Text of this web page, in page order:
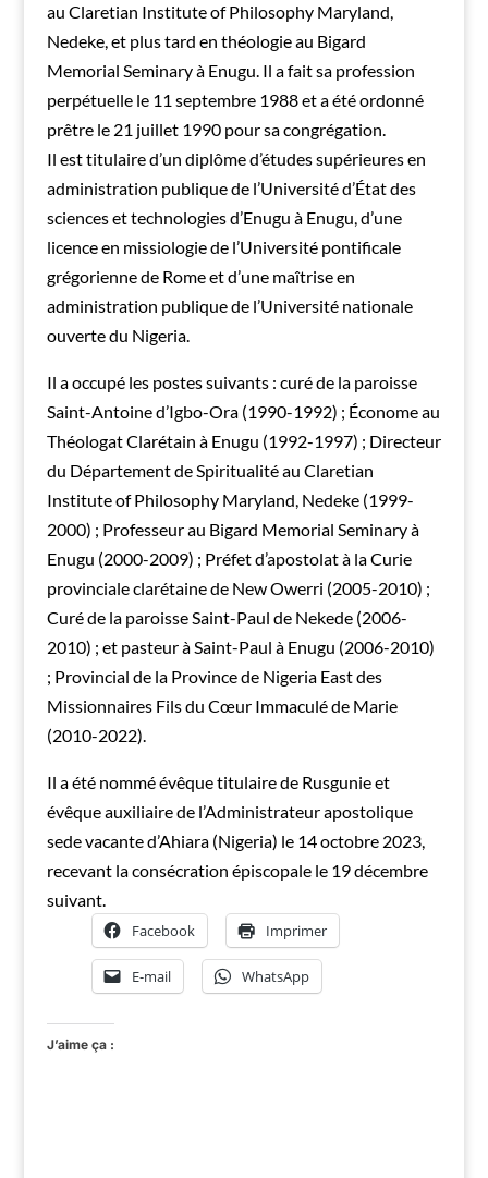
au Claretian Institute of Philosophy Maryland,
Nedeke, et plus tard en théologie au Bigard
Memorial Seminary à Enugu. Il a fait sa profession
perpétuelle le 11 septembre 1988 et a été ordonné
prêtre le 21 juillet 1990 pour sa congrégation.
Il est titulaire d’un diplôme d’études supérieures en
administration publique de l’Université d’État des
sciences et technologies d’Enugu à Enugu, d’une
licence en missiologie de l’Université pontificale
grégorienne de Rome et d’une maîtrise en
administration publique de l’Université nationale
ouverte du Nigeria.
Il a occupé les postes suivants : curé de la paroisse
Saint-Antoine d’Igbo-Ora (1990-1992) ; Économe au
Théologat Clarétain à Enugu (1992-1997) ; Directeur
du Département de Spiritualité au Claretian
Institute of Philosophy Maryland, Nedeke (1999-
2000) ; Professeur au Bigard Memorial Seminary à
Enugu (2000-2009) ; Préfet d’apostolat à la Curie
provinciale clarétaine de New Owerri (2005-2010) ;
Curé de la paroisse Saint-Paul de Nekede (2006-
2010) ; et pasteur à Saint-Paul à Enugu (2006-2010)
; Provincial de la Province de Nigeria East des
Missionnaires Fils du Cœur Immaculé de Marie
(2010-2022).
Il a été nommé évêque titulaire de Rusgunie et
évêque auxiliaire de l’Administrateur apostolique
sede vacante d’Ahiara (Nigeria) le 14 octobre 2023,
recevant la consécration épiscopale le 19 décembre
suivant.
Facebook Imprimer
E-mail WhatsApp
J’aime ça :